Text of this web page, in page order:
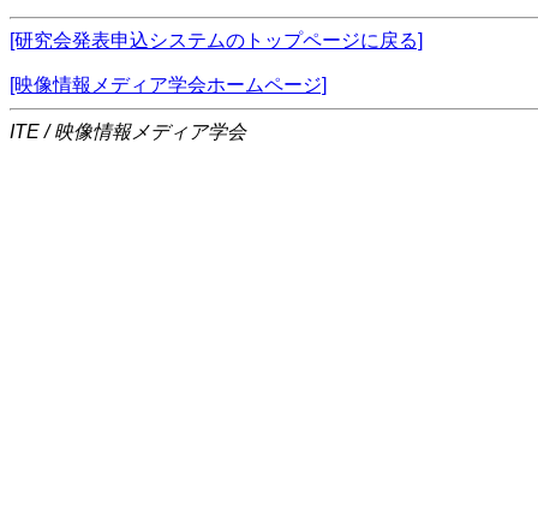
[研究会発表申込システムのトップページに戻る]
[映像情報メディア学会ホームページ]
ITE / 映像情報メディア学会